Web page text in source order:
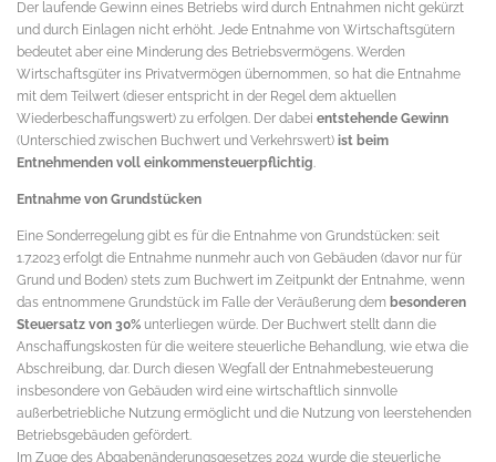
Der laufende Gewinn eines Betriebs wird durch Entnahmen nicht gekürzt
und durch Einlagen nicht erhöht. Jede Entnahme von Wirtschaftsgütern
bedeutet aber eine Minderung des Betriebsvermögens. Werden
Wirtschaftsgüter ins Privatvermögen übernommen, so hat die Entnahme
mit dem Teilwert (dieser entspricht in der Regel dem aktuellen
Wiederbeschaffungswert) zu erfolgen. Der dabei entstehende Gewinn
(Unterschied zwischen Buchwert und Verkehrswert) ist beim
Entnehmenden voll einkommensteuerpflichtig.
Entnahme von Grundstücken
Eine Sonderregelung gibt es für die Entnahme von Grundstücken: seit
1.7.2023 erfolgt die Entnahme nunmehr auch von Gebäuden (davor nur für
Grund und Boden) stets zum Buchwert im Zeitpunkt der Entnahme, wenn
das entnommene Grundstück im Falle der Veräußerung dem besonderen
Steuersatz von 30% unterliegen würde. Der Buchwert stellt dann die
Anschaffungskosten für die weitere steuerliche Behandlung, wie etwa die
Abschreibung, dar. Durch diesen Wegfall der Entnahmebesteuerung
insbesondere von Gebäuden wird eine wirtschaftlich sinnvolle
außerbetriebliche Nutzung ermöglicht und die Nutzung von leerstehenden
Betriebsgebäuden gefördert.
Im Zuge des Abgabenänderungsgesetzes 2024 wurde die steuerliche